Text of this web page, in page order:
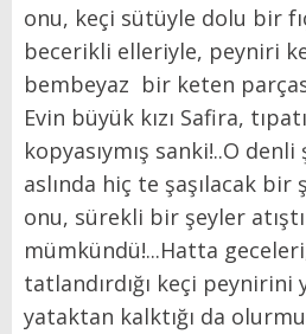
onu, keçi sütüyle dolu bir
becerikli elleriyle, peyniri
bembeyaz bir keten
Evin büyük kızı Safira,
kopyasıymış sanki!..O
aslında hiç te şaşılacak bir
onu, sürekli bir şeyler
mümkündü!...Hatta
tatlandırdığı keçi peynirini
yataktan kalktığı da